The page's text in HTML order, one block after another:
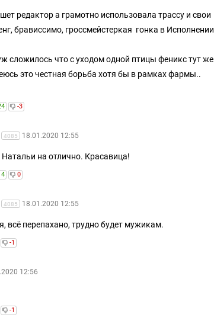
редактор а грамотно использовала трассу и свои
брависсимо, гроссмейстеркая гонка в Исполнении
сложилось что с уходом одной птицы феникс тут же
это честная борьба хотя бы в рамках фармы..
-3
4085 18.01.2020 12:55
Натальи на отлично. Красавица!
0
4085 18.01.2020 12:55
всё перепахано, трудно будет мужикам.
-1
12:56
-1